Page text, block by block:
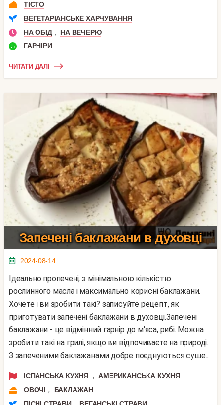
ТІСТО
ВЕГЕТАРІАНСЬКЕ ХАРЧУВАННЯ
НА ОБІД ,
НА ВЕЧЕРЮ
ГАРНІРИ
ЧИТАТИ ДАЛІ
Запечені баклажани в духовці
2024-08-14
Ідеально пропечені, з мінімальною кількістю
рослинного масла і максимально корисні баклажани.
Хочете і ви зробити такі? записуйте рецепт, як
приготувати запечені баклажани в духовці.Запечені
баклажани - це відмінний гарнір до м'яса, рибі. Можна
зробити такі на грилі, якщо ви відпочиваєте на природі.
З запеченими баклажанами добре поєднуються суше...
ІСПАНСЬКА КУХНЯ , АМЕРИКАНСЬКА КУХНЯ
ОВОЧІ ,
БАКЛАЖАН